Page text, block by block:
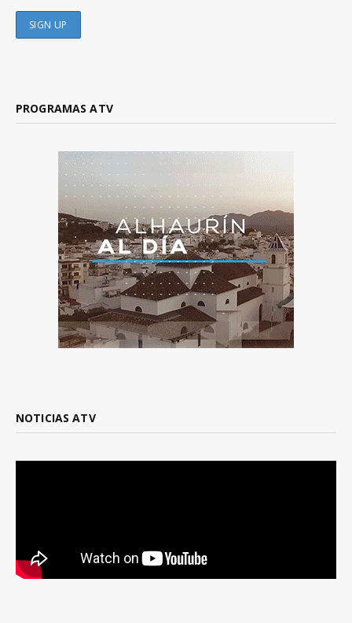
PROGRAMAS ATV
NOTICIAS ATV